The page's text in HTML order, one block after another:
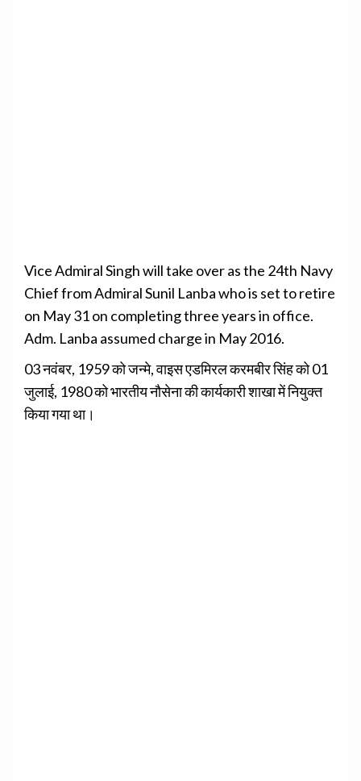
Vice Admiral Singh will take over as the 24th Navy
Chief from Admiral Sunil Lanba who is set to retire
on May 31 on completing three years in office.
Adm. Lanba assumed charge in May 2016.
03 नवंबर, 1959 को जन्मे, वाइस एडमिरल करमबीर सिंह को 01
जुलाई, 1980 को भारतीय नौसेना की कार्यकारी शाखा में नियुक्त
किया गया था।